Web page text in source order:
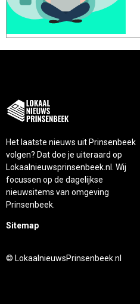
Het laatste nieuws uit Prinsenbeek
volgen? Dat doe je uiteraard op
Lokaalnieuwsprinsenbeek.nl. Wij
focussen op de dagelijkse
nieuwsitems van omgeving
Prinsenbeek.
Sitemap
© LokaalnieuwsPrinsenbeek.nl